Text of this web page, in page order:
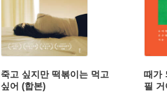
죽고 싶지만 떡볶이는 먹고
싶어 (합본)
때가
필 거